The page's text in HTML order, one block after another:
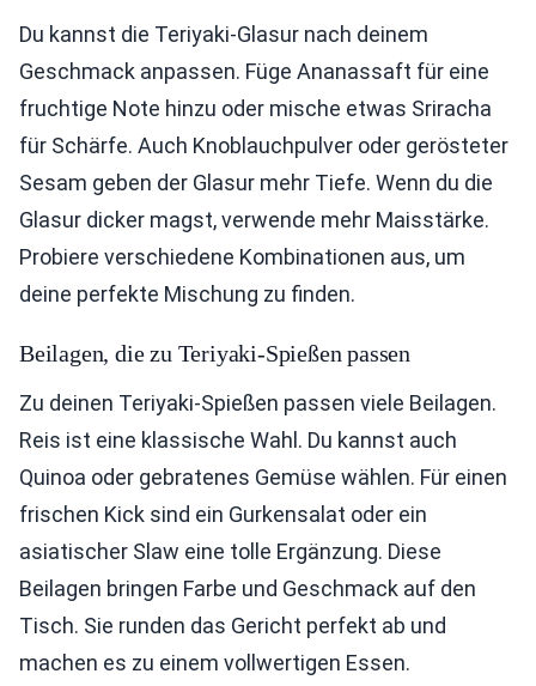
Du kannst die Teriyaki-Glasur nach deinem
Geschmack anpassen. Füge Ananassaft für eine
fruchtige Note hinzu oder mische etwas Sriracha
für Schärfe. Auch Knoblauchpulver oder gerösteter
Sesam geben der Glasur mehr Tiefe. Wenn du die
Glasur dicker magst, verwende mehr Maisstärke.
Probiere verschiedene Kombinationen aus, um
deine perfekte Mischung zu finden.
Beilagen, die zu Teriyaki-Spießen passen
Zu deinen Teriyaki-Spießen passen viele Beilagen.
Reis ist eine klassische Wahl. Du kannst auch
Quinoa oder gebratenes Gemüse wählen. Für einen
frischen Kick sind ein Gurkensalat oder ein
asiatischer Slaw eine tolle Ergänzung. Diese
Beilagen bringen Farbe und Geschmack auf den
Tisch. Sie runden das Gericht perfekt ab und
machen es zu einem vollwertigen Essen.